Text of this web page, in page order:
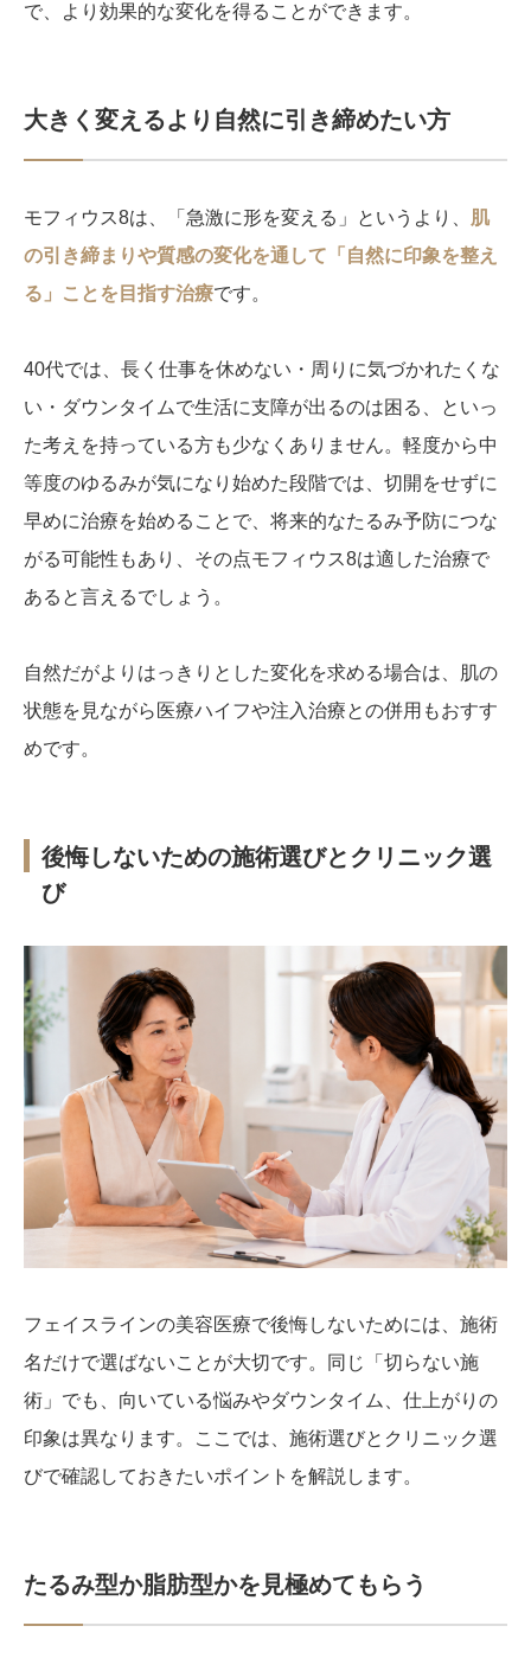
で、より効果的な変化を得ることができます。
大きく変えるより自然に引き締めたい方
モフィウス8は、「急激に形を変える」というより、 肌
の引き締まりや質感の変化を通して「自然に印象を整え
る」ことを目指す治療です。
40代では、長く仕事を休めない・周りに気づかれたくな
い・ダウンタイムで生活に支障が出るのは困る、といっ
た考えを持っている方も少なくありません。軽度から中
等度のゆるみが気になり始めた段階では、切開をせずに
早めに治療を始めることで、将来的なたるみ予防につな
がる可能性もあり、その点モフィウス8は適した治療で
あると言えるでしょう。
自然だがよりはっきりとした変化を求める場合は、肌の
状態を見ながら医療ハイフや注入治療との併用もおすす
めです。
後悔しないための施術選びとクリニック選
び
フェイスラインの美容医療で後悔しないためには、施術
名だけで選ばないことが大切です。同じ「切らない施
術」でも、向いている悩みやダウンタイム、仕上がりの
印象は異なります。ここでは、施術選びとクリニック選
びで確認しておきたいポイントを解説します。
たるみ型か脂肪型かを見極めてもらう